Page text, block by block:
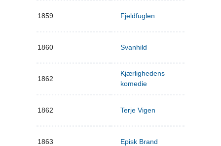
1859 Fjeldfuglen
1860 Svanhild
1862
Kjærlighedens
komedie
1862 Terje Vigen
1863 Episk Brand